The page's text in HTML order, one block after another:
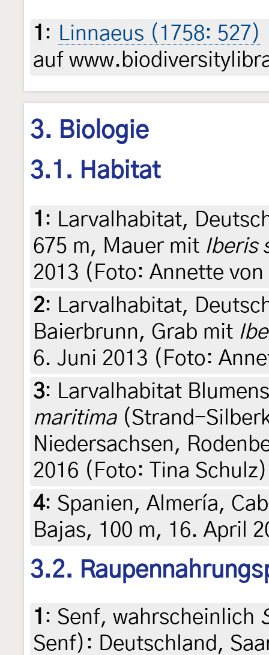
1 : Linnaeus (1758: 527)
auf
3. Biologie
3.1. Habitat
1 : Larvalhabitat,
675 m, Mauer mit Iberis
2013 (Foto: Annette
2: Larvalhabitat,
Baierbrunn, Grab mit
6. Juni 2013 (Foto:
3: Larvalhabitat
maritima(Strand-
Niedersachsen,
2016 (Foto: Tina Schulz)
4: Spanien, Almería,
Bajas, 100 m, 16. April
3.2.
1 : Senf, wahrscheinlich
Senf): Deutschland,